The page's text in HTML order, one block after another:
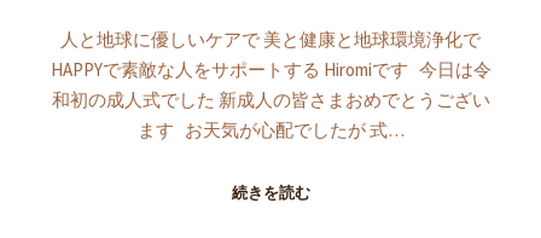
人と地球に優しいケアで 美と健康と地球環境浄化で
HAPPYで素敵な人をサポートする Hiromiです 今日は令
和初の成人式でした 新成人の皆さまおめでとうござい
ます お天気が心配でしたが 式…
続きを読む